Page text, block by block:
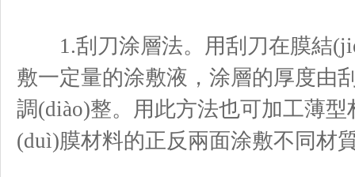
1.刮刀涂層法。用刮刀在膜結
敷一定量的涂敷液，涂層的厚度由
調(diào)整。用此方法也可加工薄
(duì)膜材料的正反兩面涂敷不同材質